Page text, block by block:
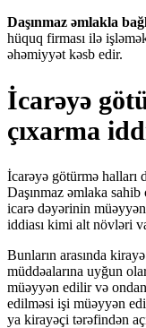
Daşınmaz əmlakla
hüquq firması ilə
əhəmiyyət kəsb edir.
İcarəyə
çıxarma
İcarəyə götürmə halları
Daşınmaz əmlaka
icarə dəyərinin
iddiası kimi alt növləri
Bunların arasında
müddəalarına uyğun
müəyyən edilir və
edilməsi işi müəyyən
ya kirayəçi tərəfindən